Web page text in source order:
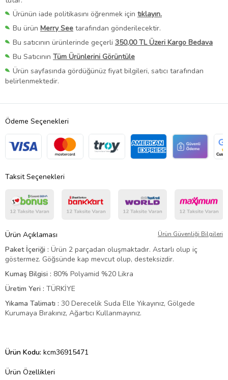
Ürünün iade politikasını öğrenmek için tıklayın.
Bu ürün Merry See tarafından gönderilecektir.
Bu satıcının ürünlerinde geçerli 350,00 TL Üzeri Kargo Bedava
Bu Satıcının Tüm Ürünlerini Görüntüle
Ürün sayfasında gördüğünüz fiyat bilgileri, satıcı tarafından
belirlenmektedir.
Ödeme Seçenekleri
Taksit Seçenekleri
Ürün Açıklaması Ürün Güvenliği Bilgileri
Paket İçeriği : Ürün 2 parçadan oluşmaktadır. Astarlı olup iç
göstermez. Göğsünde kap mevcut olup, desteksizdir.
Kumaş Bilgisi : 80% Polyamid %20 Likra
Üretim Yeri : TÜRKİYE
Yıkama Talimatı : 30 Derecelik Suda Elle Yıkayınız, Gölgede
Kurumaya Bırakınız, Ağartıcı Kullanmayınız.
Ürün Kodu: kcm36915471
Ürün Özellikleri